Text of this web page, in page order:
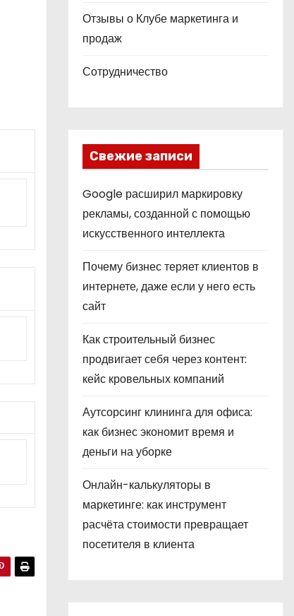
Отзывы о Клубе маркетинга и
продаж
Сотрудничество
Свежие записи
Google расширил маркировку
рекламы, созданной с помощью
искусственного интеллекта
Почему бизнес теряет клиентов в
интернете, даже если у него есть
сайт
Как строительный бизнес
продвигает себя через контент:
кейс кровельных компаний
Аутсорсинг клининга для офиса:
как бизнес экономит время и
деньги на уборке
Онлайн-калькуляторы в
маркетинге: как инструмент
расчёта стоимости превращает
посетителя в клиента